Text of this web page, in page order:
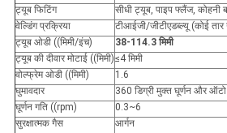
ट्यूब फिटिंग
सीधी ट्यूब, पाइप फ्लैंज, कोहनी
वेल्डिंग प्रक्रिया
टीआईजी/जीटीएडब्ल्यू (कोई तार
ट्यूब ओडी ((मिमी/इंच)
38-114.3 मिमी
ट्यूब की दीवार मोटाई ((मिमी)≤4 मिमी
वोल्फ्रेम ओडी ((मिमी)
1.6
घुमावदार
360 डिग्री मुक्त घूर्णन और ऑटो
घूर्णन गति ((rpm)
0.3~6
सुरक्षात्मक गैस
आर्गन